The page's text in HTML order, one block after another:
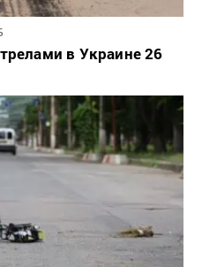
в Украине 26